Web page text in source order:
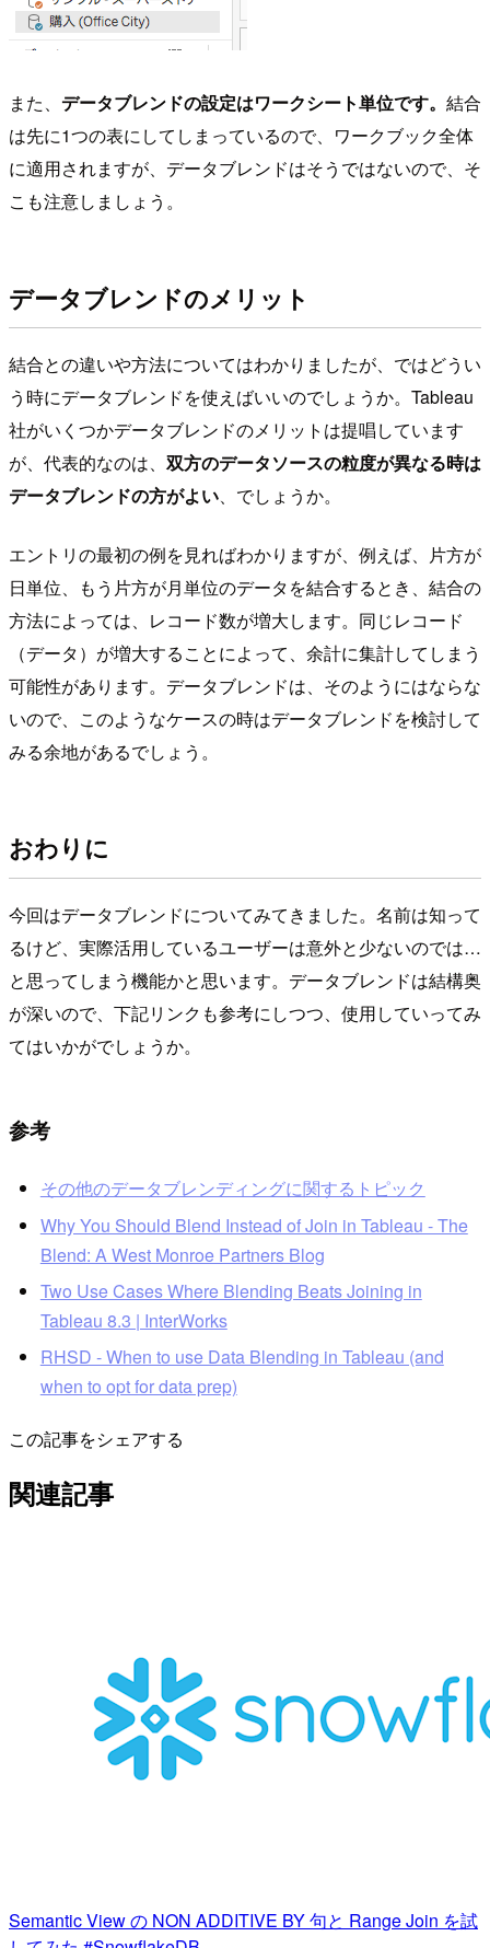
また、 データブレンドの設定はワークシート単位です。 結合
は先に1つの表にしてしまっているので、ワークブック全体
に適用されますが、データブレンドはそうではないので、そ
こも注意しましょう。
データブレンドのメリット
結合との違いや方法についてはわかりましたが、ではどうい
う時にデータブレンドを使えばいいのでしょうか。Tableau
社がいくつかデータブレンドのメリットは提唱しています
が、代表的なのは、 双方のデータソースの粒度が異なる時は
データブレンドの方がよい、でしょうか。
エントリの最初の例を見ればわかりますが、例えば、片方が
日単位、もう片方が月単位のデータを結合するとき、結合の
方法によっては、レコード数が増大します。同じレコード
（データ）が増大することによって、余計に集計してしまう
可能性があります。データブレンドは、そのようにはならな
いので、このようなケースの時はデータブレンドを検討して
みる余地があるでしょう。
おわりに
今回はデータブレンドについてみてきました。名前は知って
るけど、実際活用しているユーザーは意外と少ないのでは…
と思ってしまう機能かと思います。データブレンドは結構奥
が深いので、下記リンクも参考にしつつ、使用していってみ
てはいかがでしょうか。
参考
その他のデータブレンディングに関するトピック
Why You Should Blend Instead of Join in Tableau - The
Blend: A West Monroe Partners Blog
Two Use Cases Where Blending Beats Joining in
Tableau 8.3 | InterWorks
RHSD - When to use Data Blending in Tableau (and
when to opt for data prep)
この記事をシェアする
関連記事
Semantic View の NON ADDITIVE BY 句と Range Join を試